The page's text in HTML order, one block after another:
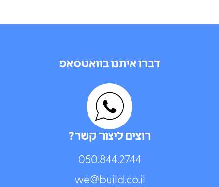
דברו איתנו בוואטסאפ
רוצים ליצור קשר?
050.844.2744⁩
we@build.co.il